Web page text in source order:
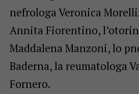
nefrologa Veronica
Annita Fiorentino,
Maddalena Manzoni, lo
Baderna, la reumatologa
Fornero.